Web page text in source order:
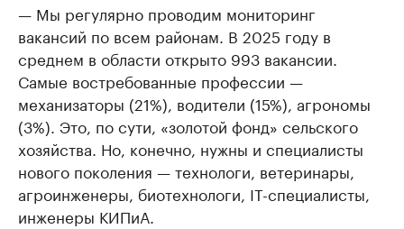
— Мы регулярно проводим мониторинг
вакансий по всем районам. В 2025 году в
среднем в области открыто 993 вакансии.
Самые востребованные профессии —
механизаторы (21%), водители (15%), агрономы
(3%). Это, по сути, «золотой фонд» сельского
хозяйства. Но, конечно, нужны и специалисты
нового поколения — технологи, ветеринары,
агроинженеры, биотехнологи, IT-специалисты,
инженеры КИПиА.